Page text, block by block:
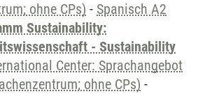
ohne CPs) - Spanisch A2
Sustainability:
- Sustainability
Center: Sprachangebot
ohne CPs) -